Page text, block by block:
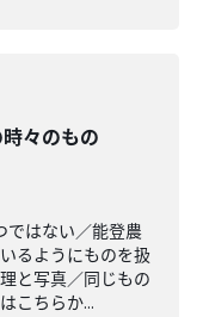
々のもの
はない／能登農
るようにものを扱
と写真／同じもの
こちらか...